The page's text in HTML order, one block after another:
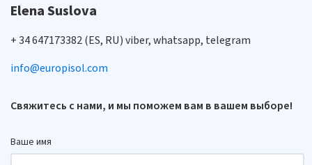
Elena Suslova
+ 34 647173382 (ES, RU) viber, whatsapp, telegram
info@europisol.com
Свяжитесь с нами, и мы поможем вам в вашем выборе!
Ваше имя